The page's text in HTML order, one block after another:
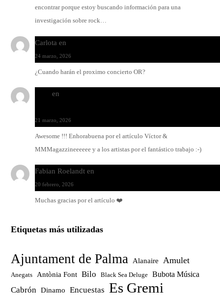
encontrar porque estoy buscando información para una
investigación sobre rock…
Carlota en
24 marzo, 2026
¿Cuando harán el proximo concierto OR?
en
21 marzo, 2026
Awesome !!! Enhorabuena por el artículo Víctor &
MMMagazzineeeeee y a los artistas por el fantástico trabajo :-)
Fabian Roelandt en
20 febrero, 2026
Muchas gracias por el artículo ❤️
Etiquetas más utilizadas
Ajuntament de Palma Alanaire Amulet
Anegats Antònia Font Bilo Black Sea Deluge Bubota Música
Cabrón Dinamo Encuestas Es Gremi